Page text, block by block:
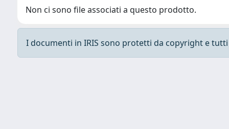
Non ci sono file associati a questo prodotto.
I documenti in IRIS sono protetti da copyright e